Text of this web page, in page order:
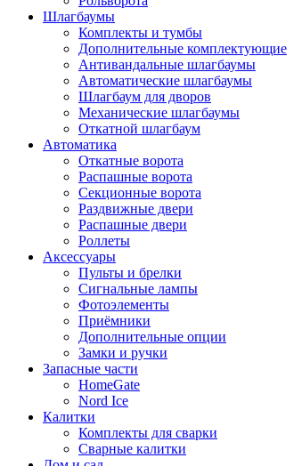
Шлагбаумы
Комплекты и тумбы
Дополнительные комплектующие
Антивандальные шлагбаумы
Автоматические шлагбаумы
Шлагбаум для дворов
Механические шлагбаумы
Откатной шлагбаум
Автоматика
Откатные ворота
Распашные ворота
Секционные ворота
Раздвижные двери
Распашные двери
Роллеты
Аксессуары
Пульты и брелки
Сигнальные лампы
Фотоэлементы
Приёмники
Дополнительные опции
Замки и ручки
Запасные части
HomeGate
Nord Ice
Калитки
Комплекты для сварки
Сварные калитки